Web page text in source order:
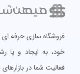
فروشگاه سازی حرفه
خود، به ایجاد و یا
فعالیت شما در